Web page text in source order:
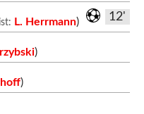
12'
L. Herrmann)
)
)